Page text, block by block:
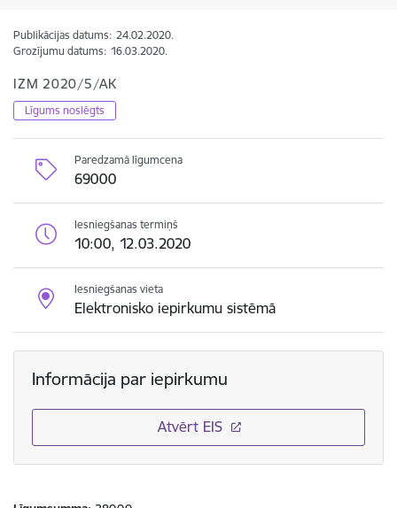
Publikācijas datums: 24.02.2020.
Grozījumu datums: 16.03.2020.
IZM 2020/5/AK
Līgums noslēgts
Paredzamā līgumcena
69000
Iesniegšanas termiņš
10:00, 12.03.2020
Iesniegšanas vieta
Elektronisko iepirkumu sistēmā
Informācija par iepirkumu
Atvērt EIS